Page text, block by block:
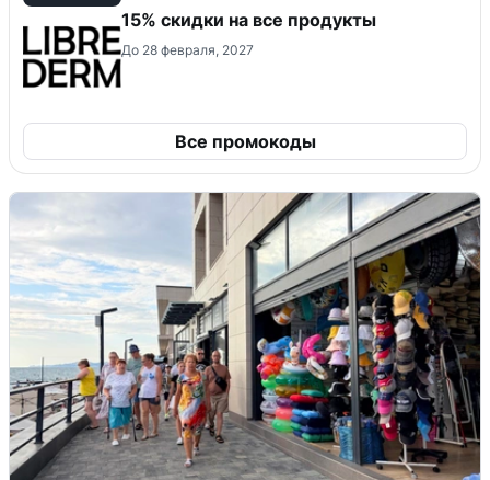
15% скидки на все продукты
До 28 февраля, 2027
Все промокоды